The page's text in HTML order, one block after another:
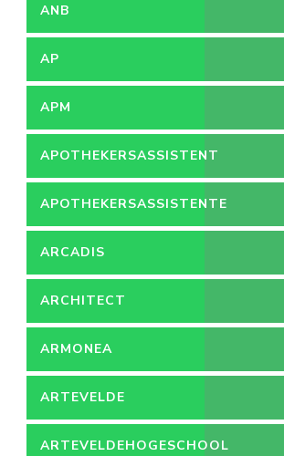
ANB
AP
APM
APOTHEKERSASSISTENT
APOTHEKERSASSISTENTE
ARCADIS
ARCHITECT
ARMONEA
ARTEVELDE
ARTEVELDEHOGESCHOOL